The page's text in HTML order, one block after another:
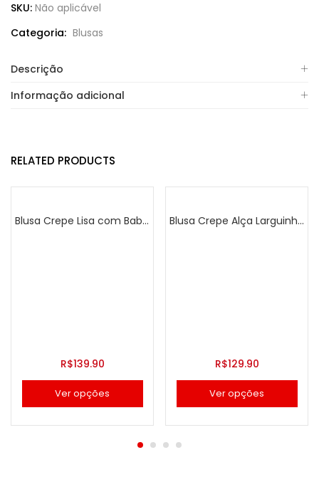
SKU: Não aplicável
Categoria: Blusas
Descrição
Informação adicional
RELATED PRODUCTS
Blusa Crepe Lisa com Babadinhos
R$139.90
Ver opções
Blusa Crepe Alça Larguinha Estampa
R$129.90
Ver opções